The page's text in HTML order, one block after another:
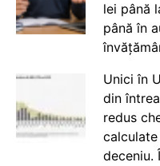
lei până
până în
Unici în
din
redus
deceniu.